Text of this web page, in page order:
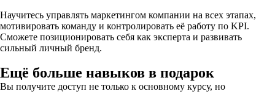
Научитесь управлять маркетингом компании на всех этапах,
мотивировать команду и контролировать её работу по KPI.
Сможете позиционировать себя как эксперта и развивать
сильный личный бренд.
Ещё больше навыков в подарок
Вы получите доступ не только к основному курсу, но